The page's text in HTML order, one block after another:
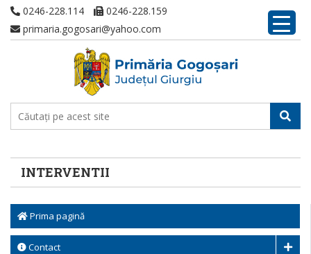
0246-228.114
0246-228.159
primaria.gogosari@yahoo.com
INTERVENTII
Prima pagină
Contact